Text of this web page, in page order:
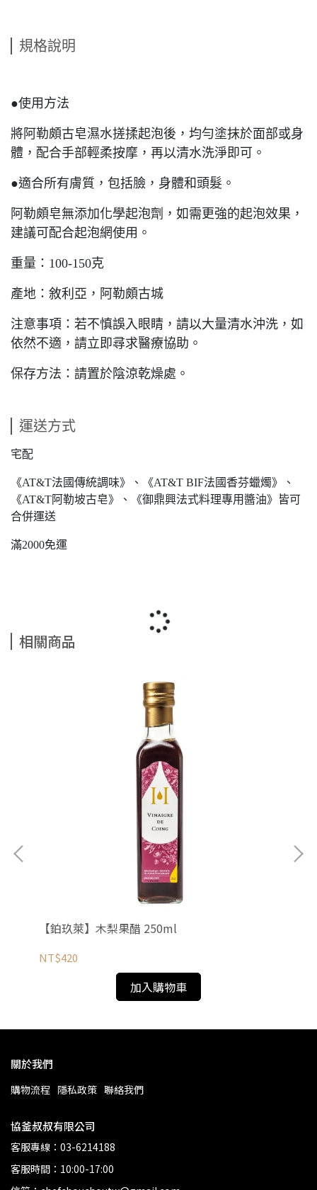
規格說明
●使用方法
將阿勒頗古皂濕水搓揉起泡後，均勻塗抹於面部或身
體，配合手部輕柔按摩，再以清水洗淨即可。
●適合所有膚質，包括臉，身體和頭髮。
阿勒頗皂無添加化學起泡劑，如需更強的起泡效果，
建議可配合起泡網使用。
重量：100-150克
產地：敘利亞，阿勒頗古城
注意事項：若不慎誤入眼睛，請以大量清水沖洗，如
依然不適，請立即尋求醫療協助。
保存方法：請置於陰涼乾燥處。
運送方式
宅配
《AT&T法國傳統調味》、《AT&T BIF法國香芬蠟燭》、
《AT&T阿勒坡古皂》、《御鼎興法式料理專用醬油》皆可
合併運送
滿2000免運
相關商品
【鉑玖萊】木梨果醋 250ml
NT$420
加入購物車
【
關於我們
購物流程 隱私政策 聯絡我們
協釜叔叔有限公司
客服專線：03-6214188
客服時間：10:00-17:00